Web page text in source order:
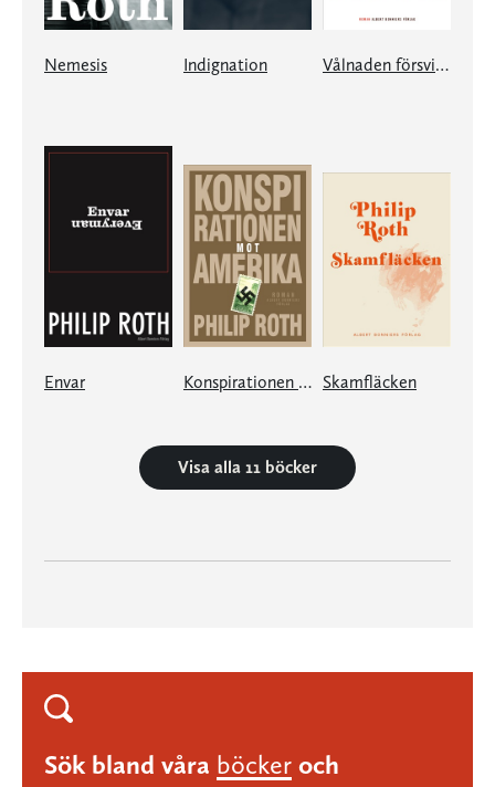
Nemesis Indignation Vålnaden försvinner
Envar Konspirationen mot Amerika Skamfläcken
Visa alla 11 böcker
Sök bland våra böcker och